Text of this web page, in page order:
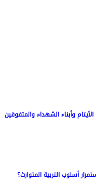
وأبناء الشهداء والمتفوقين
أسلوب التربية المتوارث؟